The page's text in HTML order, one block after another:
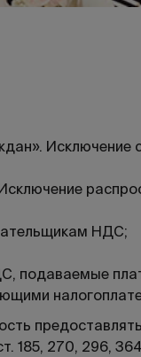
Исключение
НДС;
подаваемые
185, 270, 296,